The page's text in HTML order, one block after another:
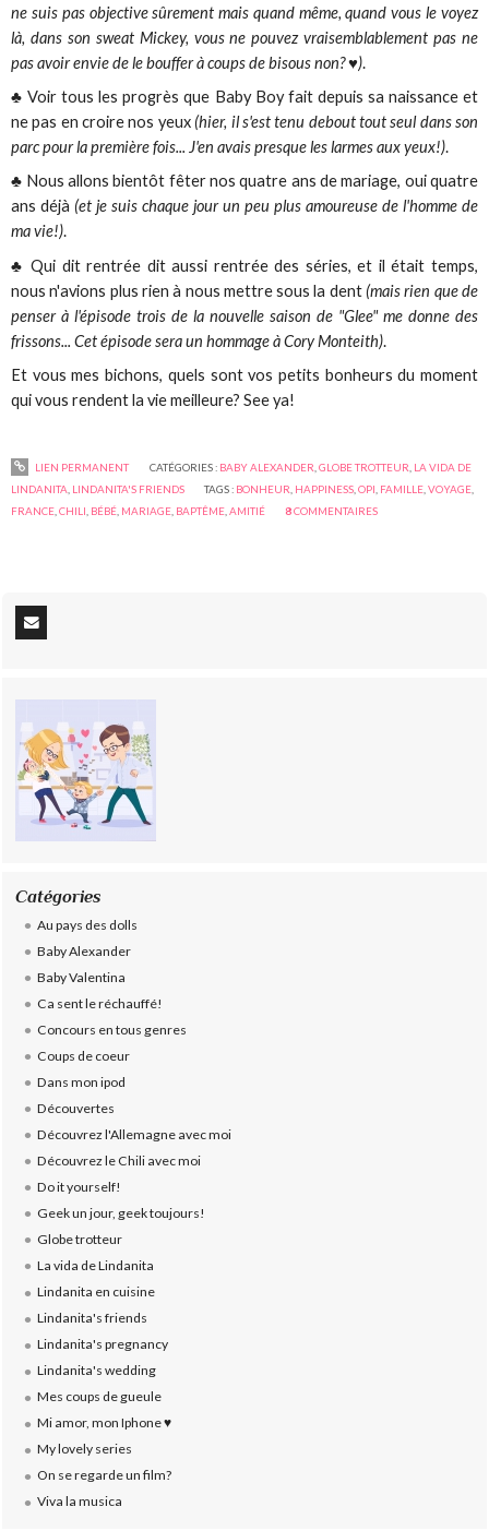
ne suis pas objective sûrement mais quand même, quand vous le voyez
là, dans son sweat Mickey, vous ne pouvez vraisemblablement pas ne
pas avoir envie de le bouffer à coups de bisous non? ♥).
♣ Voir tous les progrès que Baby Boy fait depuis sa naissance et
ne pas en croire nos yeux (hier, il s'est tenu debout tout seul dans son
parc pour la première fois... J'en avais presque les larmes aux yeux!).
♣ Nous allons bientôt fêter nos quatre ans de mariage, oui quatre
ans déjà (et je suis chaque jour un peu plus amoureuse de l'homme de
ma vie!).
♣ Qui dit rentrée dit aussi rentrée des séries, et il était temps,
nous n'avions plus rien à nous mettre sous la dent(mais rien que de
penser à l'épisode trois de la nouvelle saison de "Glee" me donne des
frissons... Cet épisode sera un hommage à Cory Monteith).
Et vous mes bichons, quels sont vos petits bonheurs du moment
qui vous rendent la vie meilleure? See ya!
LIEN PERMANENT CATÉGORIES : BABY ALEXANDER GLOBE TROTTEUR LA VIDA DE
LINDANITA LINDANITA'S FRIENDS TAGS : BONHEUR HAPPINESS ,OPI FAMILLE ,VOYAGE
FRANCE ,CHILI BÉBÉ MARIAGE BAPTÊME ,AMITIÉ 8COMMENTAIRES
Catégories
Au pays des dolls
Baby Alexander
Baby Valentina
Ca sent le réchauffé!
Concours en tous genres
Coups de coeur
Dans mon ipod
Découvertes
Découvrez l'Allemagne avec moi
Découvrez le Chili avec moi
Do it yourself!
Geek un jour, geek toujours!
Globe trotteur
La vida de Lindanita
Lindanita en cuisine
Lindanita's friends
Lindanita's pregnancy
Lindanita's wedding
Mes coups de gueule
Mi amor, mon Iphone ♥
My lovely series
On se regarde un film?
Viva la musica